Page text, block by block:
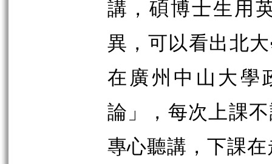
講，碩博士生用
異，可以看出北
在廣州中山大學
論」，每次上課
專心聽講，下課